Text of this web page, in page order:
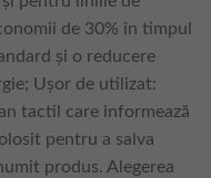
de 30% în timpul
și o reducere
Ușor de utilizat:
tactil care informează
pentru a salva
produs. Alegerea